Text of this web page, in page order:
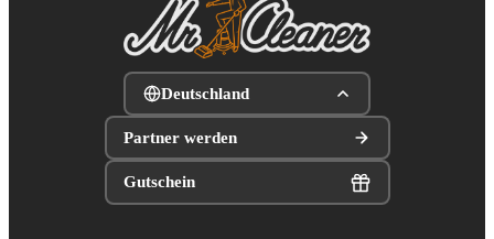
Deutschland
Partner werden
Gutschein